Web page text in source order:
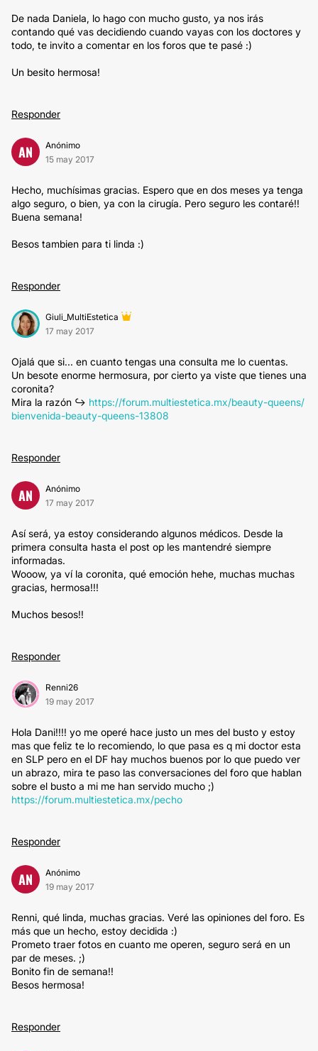
De nada Daniela, lo hago con mucho gusto, ya nos irás
contando qué vas decidiendo cuando vayas con los doctores y
todo, te invito a comentar en los foros que te pasé :)
Un besito hermosa!
Responder
AN
Anónimo
15 may 2017
Hecho, muchísimas gracias. Espero que en dos meses ya tenga
algo seguro, o bien, ya con la cirugía. Pero seguro les contaré!!
Buena semana!
Besos tambien para ti linda :)
Responder
Giuli_MultiEstetica
17 may 2017
Ojalá que si... en cuanto tengas una consulta me lo cuentas.
Un besote enorme hermosura, por cierto ya viste que tienes una
coronita?
Mira la razón ↪️ https://forum.multiestetica.mx/beauty-queens/
bienvenida-beauty-queens-13808
Responder
AN
Anónimo
17 may 2017
Así será, ya estoy considerando algunos médicos. Desde la
primera consulta hasta el post op les mantendré siempre
informadas.
Wooow, ya ví la coronita, qué emoción hehe, muchas muchas
gracias, hermosa!!!
Muchos besos!!
Responder
Renni26
19 may 2017
Hola Dani!!!! yo me operé hace justo un mes del busto y estoy
mas que feliz te lo recomiendo, lo que pasa es q mi doctor esta
en SLP pero en el DF hay muchos buenos por lo que puedo ver
un abrazo, mira te paso las conversaciones del foro que hablan
sobre el busto a mi me han servido mucho ;)
https://forum.multiestetica.mx/pecho
Responder
AN
Anónimo
19 may 2017
Renni, qué linda, muchas gracias. Veré las opiniones del foro. Es
más que un hecho, estoy decidida :)
Prometo traer fotos en cuanto me operen, seguro será en un
par de meses. ;)
Bonito fin de semana!!
Besos hermosa!
Responder